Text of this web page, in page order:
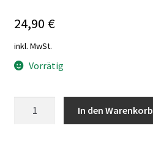
24,90 €
inkl. MwSt.
Vorrätig
In den Warenkorb